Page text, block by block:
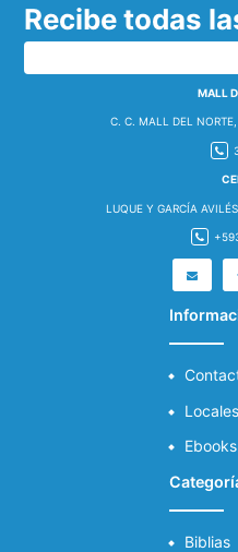
Recibe todas
MALL
C. C. MALL DEL
LUQUE Y GARCÍA
Locales
Ebooks
Biblias